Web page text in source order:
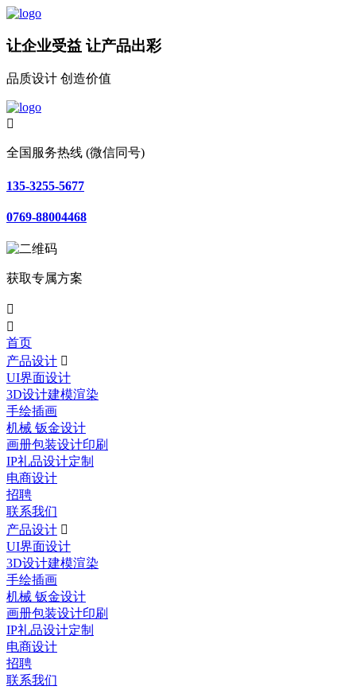
让企业受益 让产品出彩
品质设计 创造价值

全国服务热线 (微信同号)
135-3255-5677
0769-88004468
获取专属方案


首页
产品设计 
UI界面设计
3D设计建模渲染
手绘插画
机械 钣金设计
画册包装设计印刷
IP礼品设计定制
电商设计
招聘
联系我们
产品设计 
UI界面设计
3D设计建模渲染
手绘插画
机械 钣金设计
画册包装设计印刷
IP礼品设计定制
电商设计
招聘
联系我们